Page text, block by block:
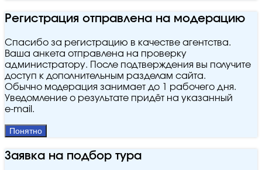
Регистрация отправлена на модерацию
Спасибо за регистрацию в качестве агентства.
Ваша анкета отправлена на проверку
администратору. После подтверждения вы получите
доступ к дополнительным разделам сайта.
Обычно модерация занимает до 1 рабочего дня.
Уведомление о результате придёт на указанный
e‑mail.
Понятно
Заявка на подбор тура